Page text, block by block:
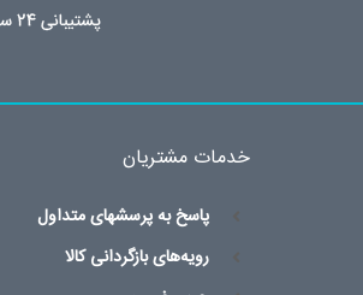
خدمات مشتریان
پاسخ به پرسشهای متداول
رویه‌های بازگردانی کالا